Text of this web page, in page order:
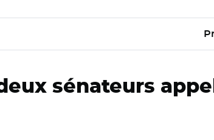
sénateurs